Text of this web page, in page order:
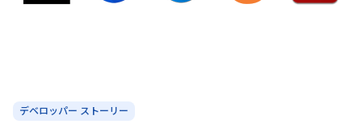
デベロッパー ストーリー